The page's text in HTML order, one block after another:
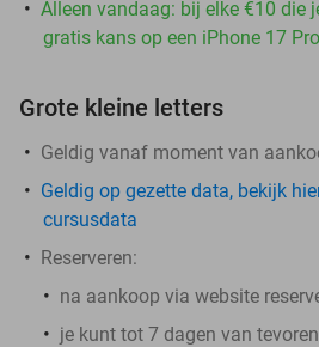
Alleen vandaag: bij elke €10 die
gratis kans op een iPhone 17
Grote kleine letters
Geldig vanaf moment van
Geldig op gezette data, bekijk
cursusdata
Reserveren:
na aankoop via website
je kunt tot 7 dagen van